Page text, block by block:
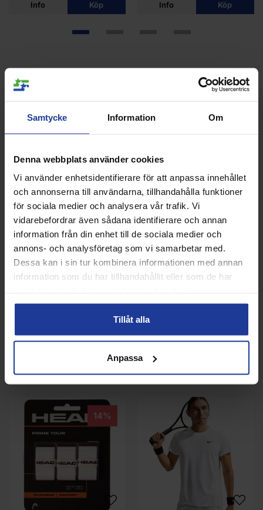
Samtycke Information Om
Denna webbplats använder cookies
Vi använder enhetsidentifierare för att anpassa innehållet
och annonserna till användarna, tillhandahålla funktioner
för sociala medier och analysera vår trafik. Vi
vidarebefordrar även sådana identifierare och annan
information från din enhet till de sociala medier och
annons- och analysföretag som vi samarbetar med.
Dessa kan i sin tur kombinera informationen med annan
information som du har tillhandahållit eller som de har
Tillåt alla
Anpassa
Info Köp Info Köp
Nike Court dri-Fit Victory
Shorts 7 tum Lime Mens
Info Köp
NIKE Court DriFit Polo Brown
Mens
Info Köp
ANDRA KÖPTE ÄVEN
14%